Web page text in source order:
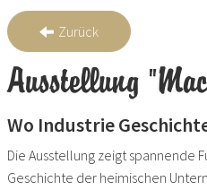
Zurück
Ausstellung
Wo Industrie
Die Ausstellung zeigt spannende
Geschichte der heimischen